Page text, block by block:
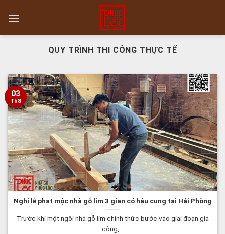
QUY TRÌNH THI CÔNG THỰC TẾ
Nghi lễ phạt mộc nhà gỗ lim 3 gian có hậu cung tại Hải Phòng
Trước khi một ngôi nhà gỗ lim chính thức bước vào giai đoạn gia
công,...
03
Th8